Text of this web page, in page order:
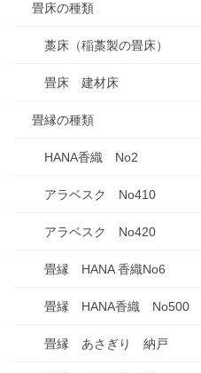
畳床の種類
藁床（稲藁製の畳床）
畳床 建材床
畳縁の種類
HANA香織 No2
アラベスク No410
アラベスク No420
畳縁 HANA 香織No6
畳縁 HANA香織 No500
畳縁 あさぎり 納戸